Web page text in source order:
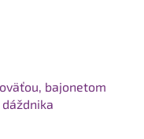
bajonetom
dáždnika